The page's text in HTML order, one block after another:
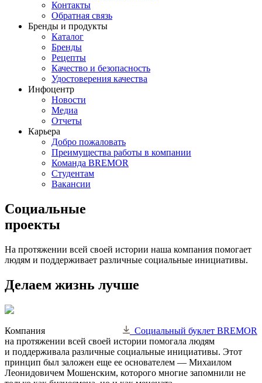
Контакты
Обратная связь
Бренды и продукты
Каталог
Бренды
Рецепты
Качество и безопасность
Удостоверения качества
Инфоцентр
Новости
Медиа
Отчеты
Карьера
Добро пожаловать
Преимущества работы в компании
Команда BREMOR
Студентам
Вакансии
Социальные
проекты
На протяжении всей своей истории наша компания помогает
людям и поддерживает различные социальные инициативы.
Делаем жизнь лучше
Социальный буклет BREMOR
Компания
на протяжении всей своей истории помогала людям
и поддерживала различные социальные инициативы. Этот
принцип был заложен еще ее основателем — Михаилом
Леонидовичем Мошенским, которого многие запомнили не